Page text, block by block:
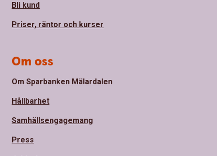
Bli kund
Priser, räntor och kurser
Om oss
Om Sparbanken Mälardalen
Hållbarhet
Samhällsengagemang
Press